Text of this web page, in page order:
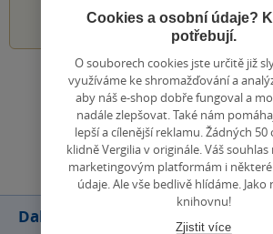
5
Zobrazit všechna
Přidat
Další knihy autora
Cookies a osobní údaje?
potřebují.
O souborech cookies jste určitě již
využíváme ke shromažďování a
aby náš e-shop dobře fungoval a
nadále zlepšovat. Také nám
lepší a cílenější reklamu. Žádných
klidně Vergilia v originále. Váš
marketingovým platformám i
údaje. Ale vše bedlivě hlídáme. Jako
knihovnu!
Zjistit více